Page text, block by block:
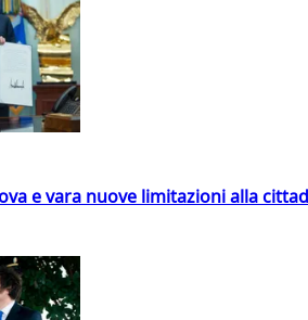
e vara nuove limitazioni alla